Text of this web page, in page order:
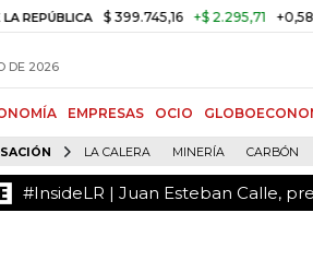
$ 399.745,16 +$ 2.295,71 +0,58%
DE 2026
EMPRESAS OCIO
LA CALERA MINERÍA CARBÓN
#InsideLR | Juan Esteban Calle,
#InsideLR | Juan Esteban Calle,